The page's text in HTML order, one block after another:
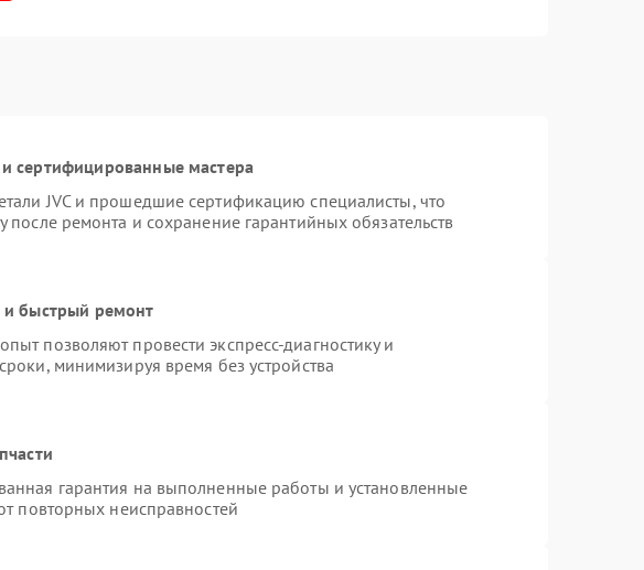
сертифицированные мастера
JVC и прошедшие сертификацию специалисты, что
после ремонта и сохранение гарантийных обязательств
и быстрый ремонт
позволяют провести экспресс-диагностику и
минимизируя время без устройства
гарантия на выполненные работы и установленные
повторных неисправностей